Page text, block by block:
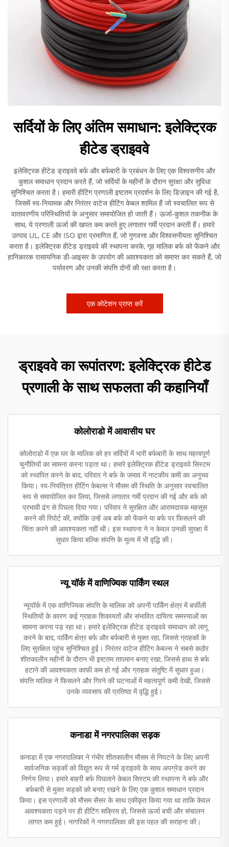
सर्दियों के लिए अंतिम समाधान: इलेक्ट्रिक
हीटेड ड्राइववे
इलेक्ट्रिक हीटेड ड्राइववे बर्फ और बर्फबारी के प्रबंधन के लिए एक विश्वसनीय और
कुशल समाधान प्रदान करते हैं, जो सर्दियों के महीनों के दौरान सुरक्षा और सुविधा
सुनिश्चित करता है। हमारी हीटिंग प्रणाली इष्टतम प्रदर्शन के लिए डिज़ाइन की गई है,
जिसमें स्व-नियामक और निरंतर वाटेज हीटिंग केबल शामिल हैं जो स्वचालित रूप से
वातावरणीय परिस्थितियों के अनुसार समायोजित हो जाती हैं। ऊर्जा-कुशल तकनीक के
साथ, ये प्रणाली ऊर्जा की खपत कम करते हुए लगातार गर्मी प्रदान करती हैं। हमारे
उत्पाद UL, CE और ISO द्वारा प्रमाणित हैं, जो गुणवत्ता और विश्वसनीयता सुनिश्चित
करता है। इलेक्ट्रिक हीटेड ड्राइववे की स्थापना करके, गृह मालिक बर्फ को फेंकने और
हानिकारक रासायनिक डी-आइसर के उपयोग की आवश्यकता को समाप्त कर सकते हैं, जो
पर्यावरण और उनकी संपत्ति दोनों की रक्षा करता है।
एक कोटेशन प्राप्त करें
ड्राइववे का रूपांतरण: इलेक्ट्रिक हीटेड
प्रणाली के साथ सफलता की कहानियाँ
कोलोराडो में आवासीय घर
कोलोराडो में एक घर के मालिक को हर सर्दियों में भारी बर्फबारी के साथ महत्वपूर्ण
चुनौतियों का सामना करना पड़ता था। हमारे इलेक्ट्रिक हीटेड ड्राइववे सिस्टम
को स्थापित करने के बाद, परिवार ने बर्फ के जमाव में नाटकीय कमी का अनुभव
किया। स्व-नियंत्रित हीटिंग केबल्स ने मौसम की स्थिति के अनुसार स्वचालित
रूप से समायोजित कर लिया, जिससे लगातार गर्मी प्रदान की गई और बर्फ को
प्रभावी ढंग से पिघला दिया गया। परिवार ने सुरक्षित और आरामदायक महसूस
करने की रिपोर्ट की, क्योंकि उन्हें अब बर्फ को फेंकने या बर्फ पर फिसलने की
चिंता करने की आवश्यकता नहीं थी। इस स्थापना ने न केवल उनकी सुरक्षा में
सुधार किया बल्कि संपत्ति के मूल्य में भी वृद्धि की।
न्यू यॉर्क में वाणिज्यिक पार्किंग स्थल
न्यूयॉर्क में एक वाणिज्यिक संपत्ति के मालिक को अपनी पार्किंग क्षेत्र में बर्फीली
स्थितियों के कारण कई ग्राहक शिकायतों और संभावित दायित्व समस्याओं का
सामना करना पड़ रहा था। हमारे इलेक्ट्रिक हीटेड ड्राइववे समाधान को लागू
करने के बाद, पार्किंग क्षेत्र बर्फ और बर्फबारी से मुक्त रहा, जिससे ग्राहकों के
लिए सुरक्षित पहुंच सुनिश्चित हुई। निरंतर वाटेज हीटिंग केबल्स ने सबसे कठोर
शीतकालीन महीनों के दौरान भी इष्टतम तापमान बनाए रखा, जिससे हाथ से बर्फ
हटाने की आवश्यकता काफी कम हो गई और ग्राहक संतुष्टि में सुधार हुआ।
संपत्ति मालिक ने फिसलने और गिरने की घटनाओं में महत्वपूर्ण कमी देखी, जिससे
उनके व्यवसाय की प्रतिष्ठा में वृद्धि हुई।
कनाडा में नगरपालिका सड़क
कनाडा में एक नगरपालिका ने गंभीर शीतकालीन मौसम से निपटने के लिए अपनी
सार्वजनिक सड़कों को विद्युत रूप से गर्म ड्राइववे के साथ अपग्रेड करने का
निर्णय लिया। हमारे बाहरी बर्फ पिघलाने केबल सिस्टम की स्थापना ने बर्फ और
बर्फबारी से मुक्त सड़कों को बनाए रखने के लिए एक कुशल समाधान प्रदान
किया। इस प्रणाली को मौसम सेंसर के साथ एकीकृत किया गया था ताकि केवल
आवश्यकता पड़ने पर ही हीटिंग सक्रिय हो, जिससे ऊर्जा बची और संचालन
लागत कम हुई। नागरिकों ने नगरपालिका की इस पहल की सराहना की।